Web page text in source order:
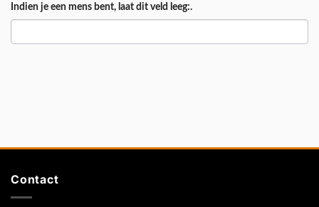
Indien je een mens bent, laat dit veld leeg:.
Contact